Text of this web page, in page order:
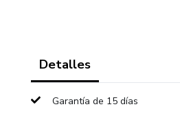
Detalles
Garantía de 15 días